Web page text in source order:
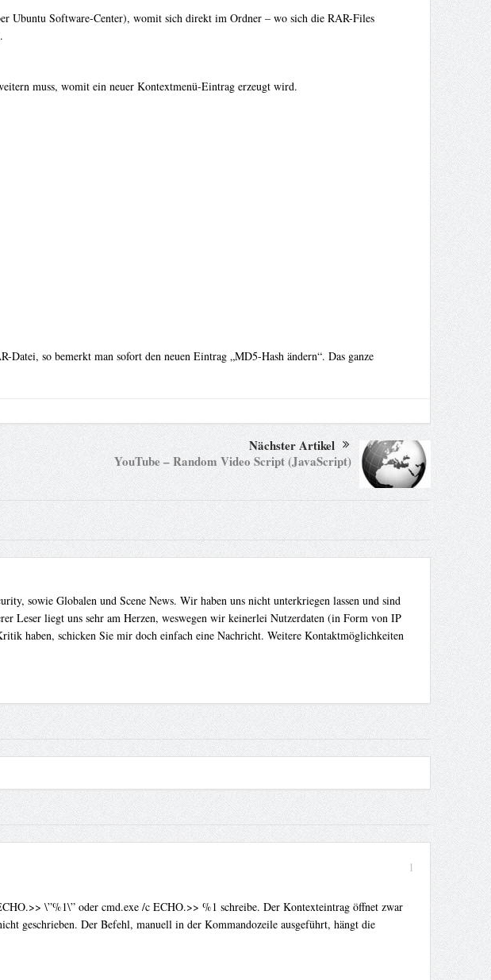
Ubuntu Software-Center), womit sich direkt im Ordner – wo sich die RAR-Files
muss, womit ein neuer Kontextmenü-Eintrag erzeugt wird.
so bemerkt man sofort den neuen Eintrag „MD5-Hash ändern“. Das ganze
Nächster Artikel
YouTube – Random Video Script (JavaScript)
sowie Globalen und Scene News. Wir haben uns nicht unterkriegen lassen und sind
Leser liegt uns sehr am Herzen, weswegen wir keinerlei Nutzerdaten (in Form von IP
haben, schicken Sie mir doch einfach eine Nachricht. Weitere Kontaktmöglichkeiten
1
\”%1\” oder cmd.exe /c ECHO.>> %1 schreibe. Der Kontexteintrag öffnet zwar
geschrieben. Der Befehl, manuell in der Kommandozeile ausgeführt, hängt die